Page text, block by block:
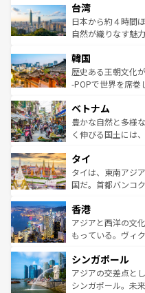
ならではの贅沢な旅のスタイル
情報はコンテンツ
れるおもてなしの
人々、おいしいロ
ク、伝統的なフラ
ワイを、存分に味わってほしい。
はコンテンツ一覧
リアリーフや大陸
ク）、タスマニア
ど、見どころがた
いる。アクティビ
ビング、ハイキン
い。オーストラリ
参照してほしい。
台湾
日本から約４時間
自然が織りなす魅
ン）、静ひつな山
と山間の静けさが
驚きをもたらして
容にもいいと評判
が味わ
照してほしい。
韓国
歴史ある王朝文化
-POPで世界を席巻
き、地方に足を延
できる。そして、
まで、さまざまな
リティに包まれな
覧を参照してほし
ベトナム
豊かな自然と多様
く伸びる国土には
急速な発展と共に
ーチミン市のフラ
醸し出している。
とつ。フォーやバ
ひ現地で味わいた
が旅行者を迎えて
参照してほしい。
タイ
タイは、東南アジ
国だ。首都バンコ
の活気が交差して
帯で自然と触れ合
いビーチでリゾー
激する。気候は一
が待っている。親
た文化、そして多
香港
アジアと西洋の文
もっている。ヴィ
み、どこを訪れて
ており、効率よく
うな絶景から文化
シンガポール
アジアの交差点と
シンガポール。未